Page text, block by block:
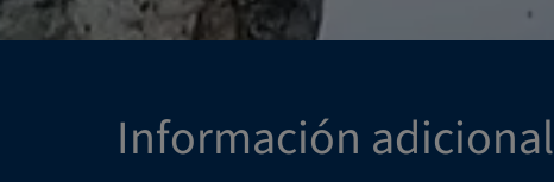
Información adicional